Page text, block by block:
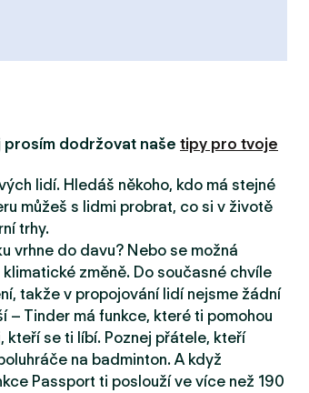
prosím dodržovat naše tipy pro tvoje
lidí. Hledáš někoho, kdo má stejné
můžeš s lidmi probrat, co si v životě
trhy.
vrhne do davu? Nebo se možná
změně. Do současné chvíle
takže v propojování lidí nejsme žádní
– Tinder má funkce, které ti pomohou
se ti líbí. Poznej přátele, kteří
na badminton. A když
Passport ti poslouží ve více než 190